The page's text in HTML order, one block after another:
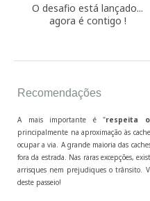
O desafio está lançado...
agora é contigo !
Recomendações
A mais importante é "respeita
principalmente na aproximação às
ocupar a via. A grande maioria das
fora da estrada. Nas raras excepções,
arrisques nem prejudiques o trânsito.
deste passeio!